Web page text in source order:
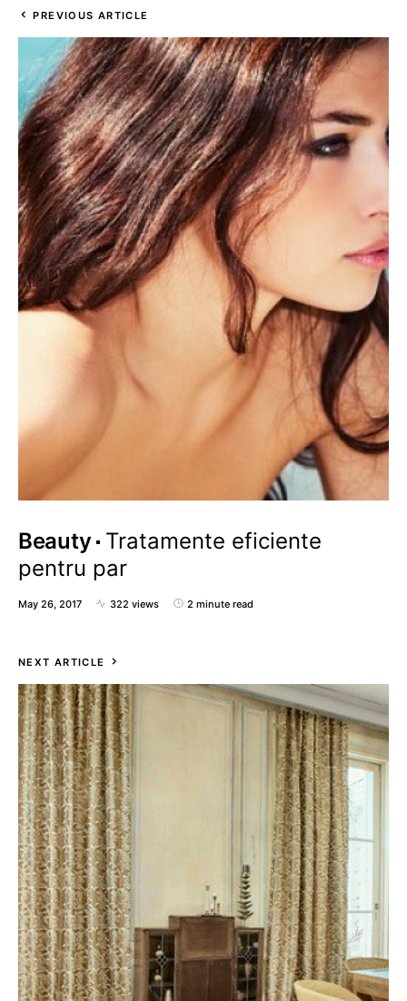
PREVIOUS ARTICLE
Beauty Tratamente eficiente
pentru par
May 26, 2017 322 views 2 minute read
NEXT ARTICLE